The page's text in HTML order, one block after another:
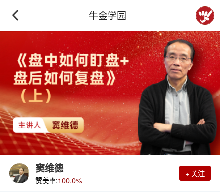
牛金学园
窦维德
赞美率:100.0%
+ 关注